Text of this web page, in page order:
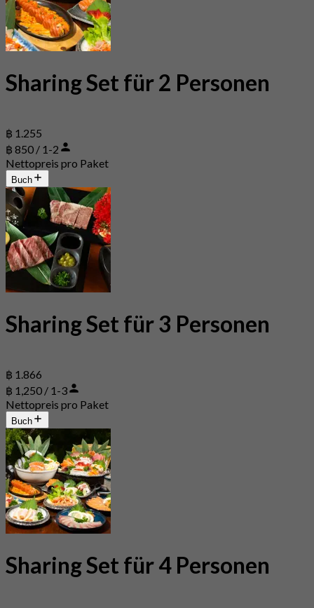
Sharing Set für 2 Personen
฿ 1.255
฿ 850 / 1-2
Nettopreis pro Paket
Buch
Sharing Set für 3 Personen
฿ 1.866
฿ 1,250 / 1-3
Nettopreis pro Paket
Buch
Sharing Set für 4 Personen